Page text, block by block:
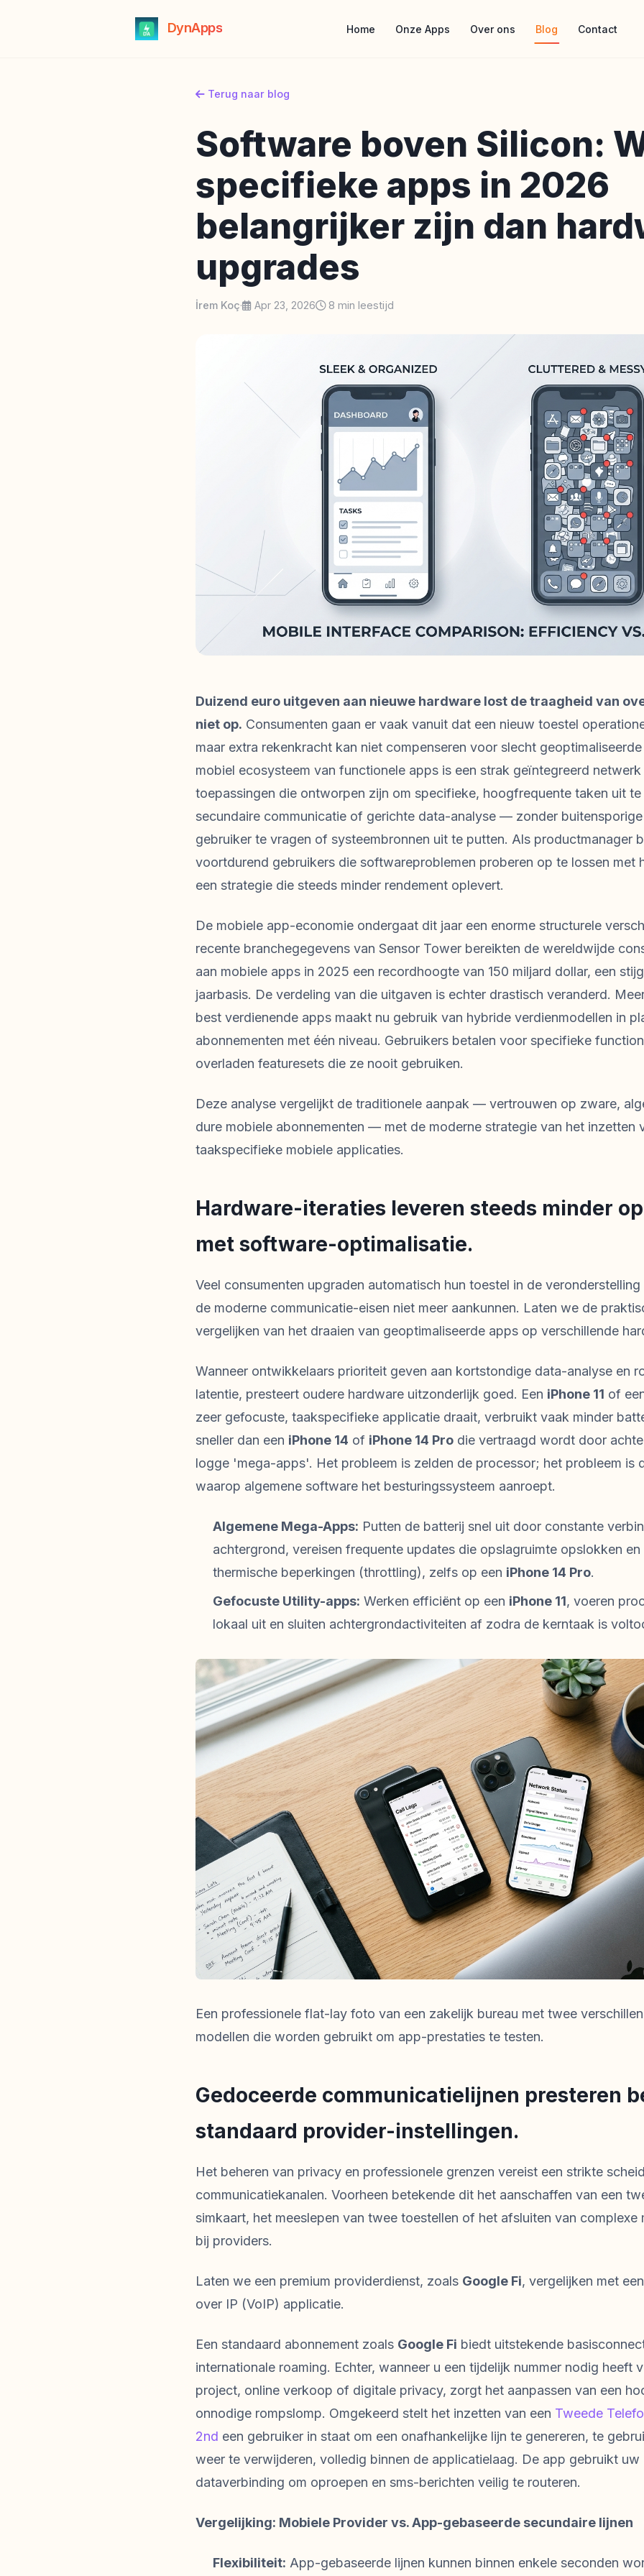
DynApps Home Onze Apps Over ons Blog Contact
Terug naar blog
Software boven Silicon:
specifieke apps in 2026
belangrijker zijn dan
upgrades
İrem Koç· Apr 23, 2026 8 min leestijd
Duizend euro uitgeven aan nieuwe hardware lost de traagheid van
niet op. Consumenten gaan er vaak vanuit dat een nieuw toestel
maar extra rekenkracht kan niet compenseren voor slecht
mobiel ecosysteem van functionele apps is een strak geïntegreerd
toepassingen die ontworpen zijn om specifieke, hoogfrequente taken uit
secundaire communicatie of gerichte data-analyse — zonder
gebruiker te vragen of systeembronnen uit te putten. Als productmanager
voortdurend gebruikers die softwareproblemen proberen op te lossen met
een strategie die steeds minder rendement oplevert.
De mobiele app-economie ondergaat dit jaar een enorme structurele
recente branchegegevens van Sensor Tower bereikten de wereldwijde
aan mobiele apps in 2025 een recordhoogte van 150 miljard dollar, een
jaarbasis. De verdeling van die uitgaven is echter drastisch veranderd.
best verdienende apps maakt nu gebruik van hybride verdienmodellen in
abonnementen met één niveau. Gebruikers betalen voor specifieke
overladen featuresets die ze nooit gebruiken.
Deze analyse vergelijkt de traditionele aanpak — vertrouwen op zware,
dure mobiele abonnementen — met de moderne strategie van het inzetten
taakspecifieke mobiele applicaties.
Hardware-iteraties leveren steeds minder
met software-optimalisatie.
Veel consumenten upgraden automatisch hun toestel in de
de moderne communicatie-eisen niet meer aankunnen. Laten we de
vergelijken van het draaien van geoptimaliseerde apps op verschillende
Wanneer ontwikkelaars prioriteit geven aan kortstondige data-analyse en
latentie, presteert oudere hardware uitzonderlijk goed. Een iPhone 11 of
zeer gefocuste, taakspecifieke applicatie draait, verbruikt vaak minder
sneller dan een iPhone 14 of iPhone 14 Pro die vertraagd wordt door
logge 'mega-apps'. Het probleem is zelden de processor; het probleem is
waarop algemene software het besturingssysteem aanroept.
Algemene Mega-Apps: Putten de batterij snel uit door constante
achtergrond, vereisen frequente updates die opslagruimte opslokken
thermische beperkingen (throttling), zelfs op een iPhone 14 Pro.
Gefocuste Utility-apps: Werken efficiënt op een iPhone 11, voeren
lokaal uit en sluiten achtergrondactiviteiten af zodra de kerntaak is
Een professionele flat-lay foto van een zakelijk bureau met twee
modellen die worden gebruikt om app-prestaties te testen.
Gedoceerde communicatielijnen presteren
standaard provider-instellingen.
Het beheren van privacy en professionele grenzen vereist een strikte
communicatiekanalen. Voorheen betekende dit het aanschaffen van een
simkaart, het meeslepen van twee toestellen of het afsluiten van
bij providers.
Laten we een premium providerdienst, zoals Google Fi, vergelijken met
over IP (VoIP) applicatie.
Een standaard abonnement zoals Google Fi biedt uitstekende
internationale roaming. Echter, wanneer u een tijdelijk nummer nodig heeft
project, online verkoop of digitale privacy, zorgt het aanpassen van een
onnodige rompslomp. Omgekeerd stelt het inzetten van een Tweede
2nd een gebruiker in staat om een onafhankelijke lijn te genereren, te
weer te verwijderen, volledig binnen de applicatielaag. De app gebruikt uw
dataverbinding om oproepen en sms-berichten veilig te routeren.
Vergelijking: Mobiele Provider vs. App-gebaseerde secundaire lijnen
Flexibiliteit: App-gebaseerde lijnen kunnen binnen enkele seconden